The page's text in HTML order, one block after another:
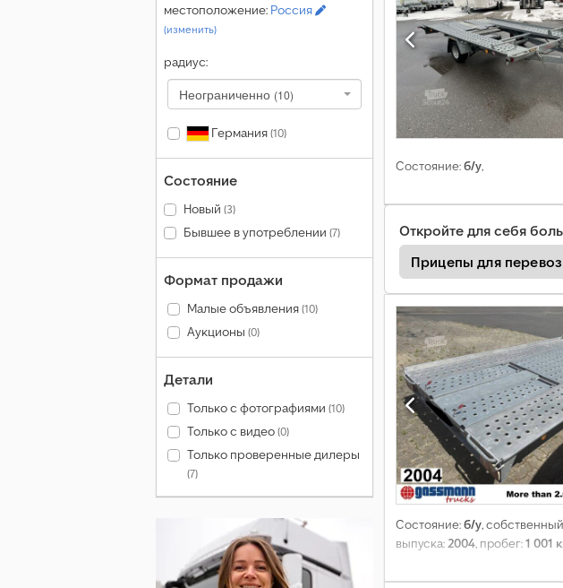
местоположение: Россия
(изменить)
радиус:
Неограниченно (10)
Германия(10)
Состояние
Новый (3)
Бывшее в употреблении (7)
Формат продажи
Малые объявления(10)
Аукционы (0)
Детали
Только с фотографиями (10)
Только с видео(0)
Только проверенные дилеры
(7)
Состояние:б/у,
Откройте для себя
Прицепы для
Möslein Ek Пpицeпы Möslein Пpицeпы
Состояние:б/у,
выпуска:2004, пробег:1 001